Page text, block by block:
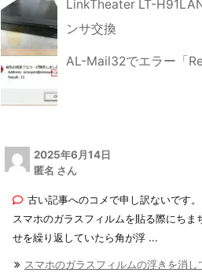
LinkTheater LT-
ンサ交換
AL-Mail32でエラー「
2025年6月14日
匿名 さん
古い記事へのコメで申し訳ないです
スマホのガラスフィルムを貼る際にちま
せを繰り返していたら角が浮 ...
スマホのガラスフィルムの浮きを消し